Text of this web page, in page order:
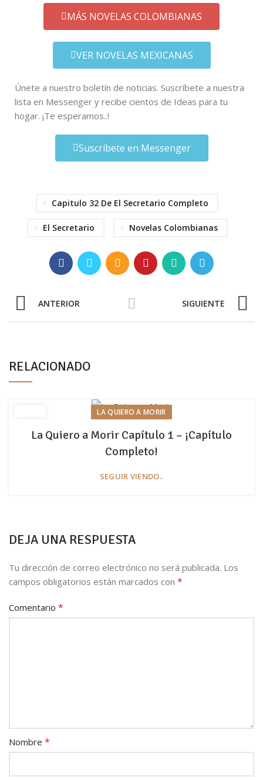
MÁS NOVELAS COLOMBIANAS
VER NOVELAS MEXICANAS
Únete a nuestro boletín de noticias. Suscríbete a nuestra
lista en Messenger y recibe cientos de Ideas para tu
hogar. ¡Te esperamos..!
Suscríbete en Messenger
Capitulo 32 De El Secretario Completo
El Secretario Novelas Colombianas
ANTERIOR SIGUIENTE
RELACIONADO
LA QUIERO A MORIR
La Quiero a Morir Capítulo 1 – ¡Capítulo
Completo!
SEGUIR VIENDO..
DEJA UNA RESPUESTA
Tu dirección de correo electrónico no será publicada. Los
campos obligatorios están marcados con *
Comentario *
Nombre *